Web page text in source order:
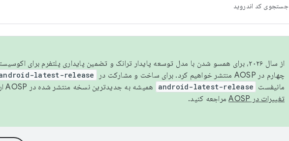
جستجوی کد اندروید
از سال ۲۰۲۶، برای همسو شدن با مدل توسعه پایدار ترانک و تضمین پایداری پلتفرم برای
چهارم در AOSP منتشر خواهیم کرد. برای ساخت و مشارکت در AOSP،
latest-release
مانیفست android-latest-release
همیشه به جدیدترین نسخه منتشر شده در AOSP ارجاع می‌دهد. برای اطلاعات بیشتر، به
تغییرات در AOSP
مراجعه کنید.